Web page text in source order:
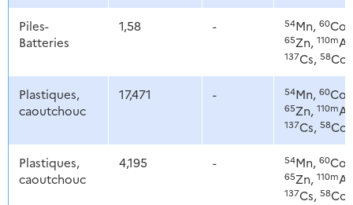
Piles-
Batteries
1,58 - 54Mn, 60Co,
65Zn, 110m
137Cs, 58Co
Plastiques,
caoutchouc
17,471 - 54Mn, 60Co,
65Zn, 110m
137Cs, 58Co
Plastiques,
caoutchouc
4,195 - 54Mn, 60Co,
65Zn, 110m
137Cs, 58Co